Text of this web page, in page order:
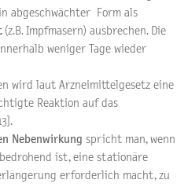
abgeschwächter Form als
(z.B. Impfmasern) ausbrechen. Die
weniger Tage wieder
wird laut Arzneimittelgesetz eine
Reaktion auf das
Nebenwirkung spricht man, wenn
ist, eine stationäre
erforderlich macht, zu